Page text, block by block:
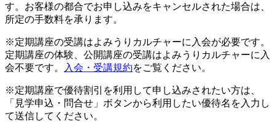
す。お客様の都合でお申し込みをキャンセルされた場合は、
所定の手数料を承ります。
※定期講座の受講はよみうりカルチャーに入会が必要です。
定期講座の体験、公開講座の受講はよみうりカルチャーに入
会不要です。
入会・受講規約をご覧ください。
※定期講座で優待割引を利用して申し込みされたい方は、
「見学申込・問合せ」ボタンから利用したい優待名を入力し
て送信してください。